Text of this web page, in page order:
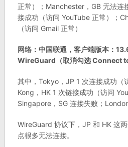
正常）；Manchester，GB 无法连
接成功（访问 YouTube 正常）；
（访问 Gmail 正常）
网络：中国联通，客户端版本：
WireGuard（取消勾选 Connect
其中，Tokyo，JP 1 次连接成功（
Kong，HK 1 次链接成功（访问
Singapore，SG 连接失败；
WireGuard 协议下，JP 和 HK 这
点很多无法连接。